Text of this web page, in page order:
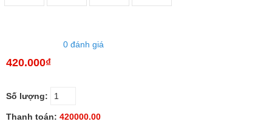
0 đánh giá
420.000₫
Số lượng:
Thanh toán: 420000.00